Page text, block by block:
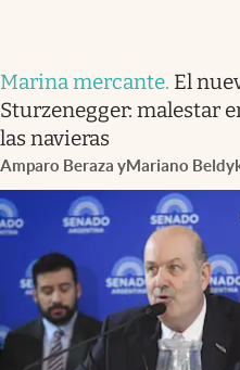
Marina mercante. El
Sturzenegger: malestar
las navieras
Amparo Beraza yMariano